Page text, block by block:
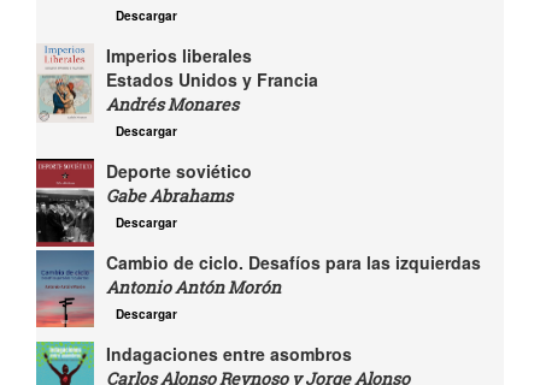
Descargar
Imperios liberales
Estados Unidos y Francia
Andrés Monares
Descargar
Deporte soviético
Gabe Abrahams
Descargar
Cambio de ciclo. Desafíos para las izquierdas
Antonio Antón Morón
Descargar
Indagaciones entre asombros
Carlos Alonso Reynoso y Jorge Alonso